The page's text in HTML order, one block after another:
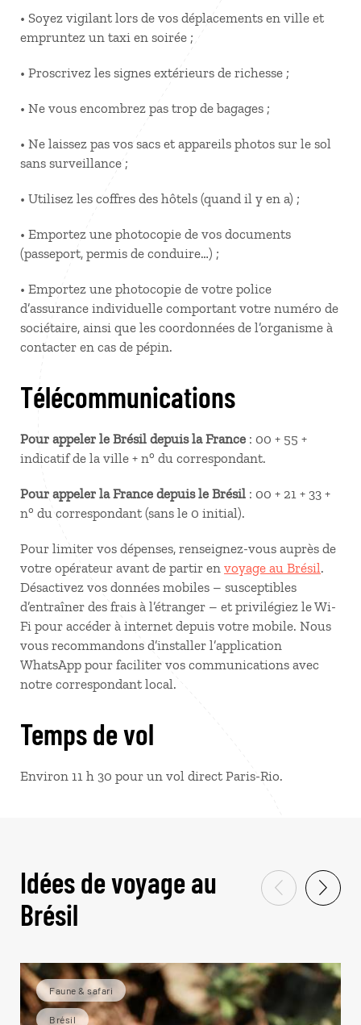
• Soyez vigilant lors de vos déplacements en ville et
empruntez un taxi en soirée ;
• Proscrivez les signes extérieurs de richesse ;
• Ne vous encombrez pas trop de bagages ;
• Ne laissez pas vos sacs et appareils photos sur le sol
sans surveillance ;
• Utilisez les coffres des hôtels (quand il y en a) ;
• Emportez une photocopie de vos documents
(passeport, permis de conduire…) ;
• Emportez une photocopie de votre police
d’assurance individuelle comportant votre numéro de
sociétaire, ainsi que les coordonnées de l’organisme à
contacter en cas de pépin.
Télécommunications
Pour appeler le Brésil depuis la France : 00 + 55 +
indicatif de la ville + n° du correspondant.
Pour appeler la France depuis le Brésil : 00 + 21 + 33 +
n° du correspondant (sans le 0 initial).
Pour limiter vos dépenses, renseignez-vous auprès de
votre opérateur avant de partir en voyage au Brésil.
Désactivez vos données mobiles – susceptibles
d’entraîner des frais à l’étranger – et privilégiez le Wi-
Fi pour accéder à internet depuis votre mobile. Nous
vous recommandons d’installer l’application
WhatsApp pour faciliter vos communications avec
notre correspondant local.
Temps de vol
Environ 11 h 30 pour un vol direct Paris-Rio.
Idées de voyage au
Brésil
Faune & safari
Brésil